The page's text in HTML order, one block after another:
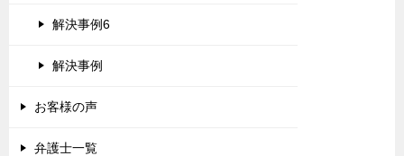
解決事例6
解決事例
お客様の声
弁護士一覧